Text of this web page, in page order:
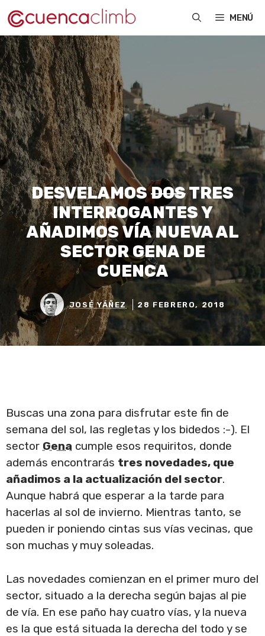
Saltar
al
contenido
MENÚ
DESVELAMOSDOSTRES
INTERROGANTES Y
AÑADIMOS VÍA NUEVA AL
SECTOR GENA DE
CUENCA
JOSÉ YÁÑEZ 28 FEBRERO, 2018
Buscas una zona para disfrutar este fin de
semana del sol, las regletas y los bidedos :-). El
sector Gena cumple esos requiritos, donde
además encontrarás tres novedades, que
añadimos a la actualización del sector.
Aunque habrá que esperar a la tarde para
hacerlas al sol de invierno. Mientras tanto, se
pueden ir poniendo cintas sus vías vecinas, que
son muchas y muy soleadas.
Las novedades comienzan en el primer muro del
sector, situado a la derecha según bajas al pie
de vía. En ese paño hay cuatro vías, y la nueva
es la que está situada la derecha del todo y se